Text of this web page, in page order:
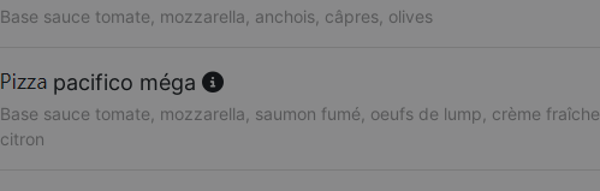
Base sauce tomate, mozzarella, anchois, câpres, olives
pacifico méga
Base sauce tomate, mozzarella, saumon fumé, oeufs de lump, crème fraîche,
citron